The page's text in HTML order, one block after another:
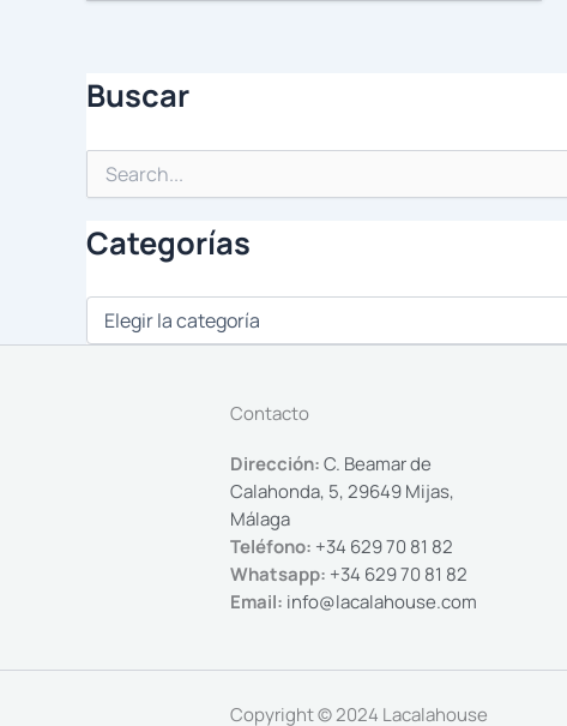
Buscar
Buscar
por:
Categorías
Contacto
Dirección:C. Beamar de
Calahonda, 5, 29649 Mijas,
Málaga
Teléfono: +34 629 70 81 82
Whatsapp: +34 629 70 81 82
Email: info@lacalahouse.com
Copyright © 2024 Lacalahouse